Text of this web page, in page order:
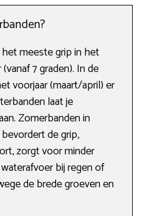
meeste grip in het
7 graden). In de
voorjaar (maart/april) er
laat je
Zomerbanden in
de grip,
zorgt voor minder
bij regen of
de brede groeven en